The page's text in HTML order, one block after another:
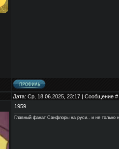
Дата: Ср, 18.06.2025, 23:17 | Сообщение #
1959
Главный фанат Санфлоры на руси.. и не только